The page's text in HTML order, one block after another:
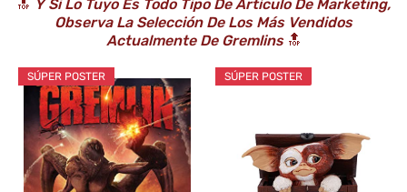
🔝 Y Si Lo Tuyo Es Todo Tipo De Artículo De Marketing,
Observa La Selección De Los Más Vendidos
Actualmente De Gremlins🔝
SÚPER POSTER SÚPER POSTER